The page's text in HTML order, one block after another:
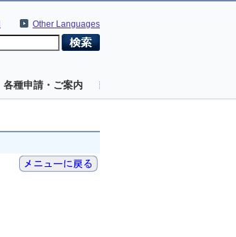
Other Languages
各種申請・ご案内